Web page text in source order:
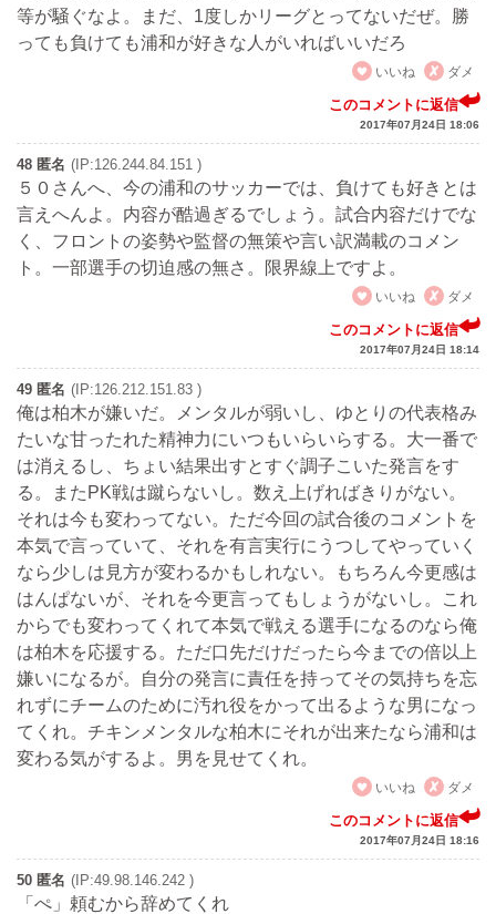
等が騒ぐなよ。まだ、1度しかリーグとってないだぜ。勝
っても負けても浦和が好きな人がいればいいだろ
いいね
ダメ
このコメントに返信
2017年07月24日 18:06
48 匿名 (IP:126.244.84.151 )
５０さんへ、今の浦和のサッカーでは、負けても好きとは
言えへんよ。内容が酷過ぎるでしょう。試合内容だけでな
く、フロントの姿勢や監督の無策や言い訳満載のコメン
ト。一部選手の切迫感の無さ。限界線上ですよ。
いいね
ダメ
このコメントに返信
2017年07月24日 18:14
49 匿名 (IP:126.212.151.83 )
俺は柏木が嫌いだ。メンタルが弱いし、ゆとりの代表格み
たいな甘ったれた精神力にいつもいらいらする。大一番で
は消えるし、ちょい結果出すとすぐ調子こいた発言をす
る。またPK戦は蹴らないし。数え上げればきりがない。
それは今も変わってない。ただ今回の試合後のコメントを
本気で言っていて、それを有言実行にうつしてやっていく
なら少しは見方が変わるかもしれない。もちろん今更感は
はんぱないが、それを今更言ってもしょうがないし。これ
からでも変わってくれて本気で戦える選手になるのなら俺
は柏木を応援する。ただ口先だけだったら今までの倍以上
嫌いになるが。自分の発言に責任を持ってその気持ちを忘
れずにチームのために汚れ役をかって出るような男になっ
てくれ。チキンメンタルな柏木にそれが出来たなら浦和は
変わる気がするよ。男を見せてくれ。
いいね
ダメ
このコメントに返信
2017年07月24日 18:16
50 匿名 (IP:49.98.146.242 )
「ぺ」頼むから辞めてくれ